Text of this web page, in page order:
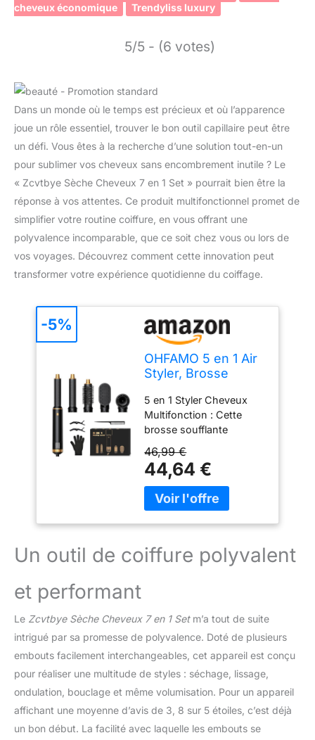
cheveux économique
Trendyliss luxury
5/5 - (6 votes)
Dans un monde où le temps est précieux et où l’apparence
joue un rôle essentiel, trouver le bon outil capillaire peut être
un défi. Vous êtes à la recherche d’une solution tout-en-un
pour sublimer vos cheveux sans encombrement inutile ? Le
« Zcvtbye Sèche Cheveux 7 en 1 Set » pourrait bien être la
réponse à vos attentes. Ce produit multifonctionnel promet de
simplifier votre routine coiffure, en vous offrant une
polyvalence incomparable, que ce soit chez vous ou lors de
vos voyages. Découvrez comment cette innovation peut
transformer votre expérience quotidienne du coiffage.
OHFAMO 5 en 1 Air
Styler, Brosse
Sèche Cheveux
Ionique, Boucleur
Automatique,
Brosse Chauffante
et Lisseur pour
Boucler, Lisser,
Créer du Volume à
la Maison, au
Quotidien et en
5 en 1 Styler Cheveux
Multifonction : Cette
brosse soufflante
sèche cheveux, un
boucleur à cheveux, un
brosse lissante et une
brosse chauffante dans
interchangeables,
réalisez facilement le
flux d’air automatique,
les cheveux s’enroulent
facilement autour du
manuel, pour réduire les
frisottis et obtenir une
finition lisse et brillante,
Idéal pour la coiffure
46,99 €
44,64 €
-5%
Un outil de coiffure polyvalent
et performant
Le Zcvtbye Sèche Cheveux 7 en 1 Setm’a tout de suite
intrigué par sa promesse de polyvalence. Doté de plusieurs
embouts facilement interchangeables, cet appareil est conçu
pour réaliser une multitude de styles : séchage, lissage,
ondulation, bouclage et même volumisation. Pour un appareil
affichant une moyenne d’avis de 3, 8 sur 5 étoiles, c’est déjà
un bon début. La facilité avec laquelle les embouts se